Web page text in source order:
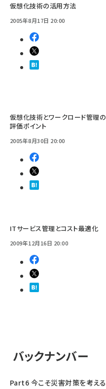
仮想化技術の活用方法
2005年8月17日 20:00
仮想化技術とワークロード管理の
評価ポイント
2005年8月30日 20:00
ITサービス管理とコスト最適化
2009年12月16日 20:00
バックナンバー
Part6 今こそ災害対策を考える